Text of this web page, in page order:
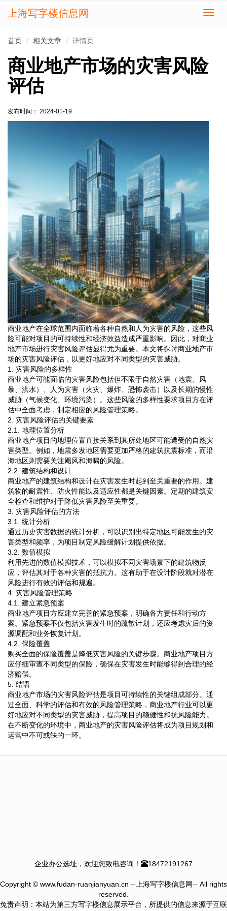
切
上海写字楼信息网
首页 相关文章 详情页
商业地产市场的灾害风险
评估
发布时间： 2024-01-19
商业地产在全球范围内面临着各种自然和人为灾害的风险，这些风
险可能对项目的可持续性和经济效益造成严重影响。因此，对商业
地产市场进行灾害风险评估显得尤为重要。本文将探讨商业地产市
场的灾害风险评估，以更好地应对不同类型的灾害威胁。
1. 灾害风险的多样性
商业地产可能面临的灾害风险包括但不限于自然灾害（地震、风
暴、洪水）、人为灾害（火灾、爆炸、恐怖袭击）以及长期的慢性
威胁（气候变化、环境污染）。这些风险的多样性要求项目方在评
估中全面考虑，制定相应的风险管理策略。
2. 灾害风险评估的关键要素
2.1. 地理位置分析
商业地产项目的地理位置直接关系到其所处地区可能遭受的自然灾
害类型。例如，地震多发地区需要更加严格的建筑抗震标准，而沿
海地区则需要关注飓风和海啸的风险。
2.2. 建筑结构和设计
商业地产的建筑结构和设计在灾害发生时起到至关重要的作用。建
筑物的耐震性、防火性能以及适应性都是关键因素。定期的建筑安
全检查和维护对于降低灾害风险至关重要。
3. 灾害风险评估的方法
3.1. 统计分析
通过历史灾害数据的统计分析，可以识别出特定地区可能发生的灾
害类型和频率，为项目制定风险缓解计划提供依据。
3.2. 数值模拟
利用先进的数值模拟技术，可以模拟不同灾害场景下的建筑物反
应，评估其对于各种灾害的抵抗力。这有助于在设计阶段就对潜在
风险进行有效的评估和规遍。
4. 灾害风险管理策略
4.1. 建立紧急预案
商业地产项目方应建立完善的紧急预案，明确各方责任和行动方
案。紧急预案不仅包括灾害发生时的疏散计划，还应考虑灾后的资
源调配和业务恢复计划。
4.2. 保险覆盖
购买全面的保险覆盖是降低灾害风险的关键步骤。商业地产项目方
应仔细审查不同类型的保险，确保在灾害发生时能够得到合理的经
济赔偿。
5. 结语
商业地产市场的灾害风险评估是项目可持续性的关键组成部分。通
过全面、科学的评估和有效的风险管理策略，商业地产行业可以更
好地应对不同类型的灾害威胁，提高项目的稳健性和抗风险能力。
在不断变化的环境中，商业地产的灾害风险评估将成为项目规划和
运营中不可或缺的一环。
企业办公选址，欢迎您致电咨询！ 18472191267
Copyright © www.fudan-ruanjianyuan.cn --上海写字楼信息网-- All rights
reserved.
免责声明：本站为第三方写字楼信息展示平台，所提供的信息来源于互联